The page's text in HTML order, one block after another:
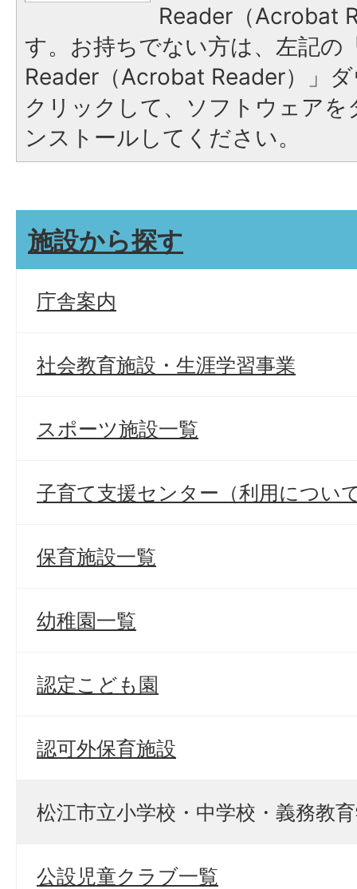
Reader（Acrobat
す。お持ちでない方は、左記の
Reader（Acrobat Reader）」
クリックして、ソフトウェア
ンストールしてください。
施設から探す
庁舎案内
社会教育施設・生涯学習事業
スポーツ施設一覧
子育て支援センター（利用につい
保育施設一覧
幼稚園一覧
認定こども園
認可外保育施設
松江市立小学校・中学校・義務教
公設児童クラブ一覧